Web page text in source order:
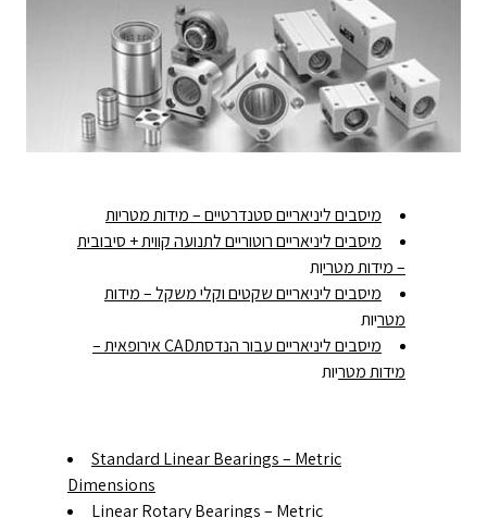
מיסבים ליניאריים סטנדרטיים – מידות מטריות
מיסבים ליניאריים רוטוריים לתנועה קווית + סיבובית
– מידות מטריות
מיסבים ליניאריים שקטים וקלי משקל – מידות
מטריות
מיסבים ליניאריים עבור הנדסתCAD אירופאית –
מידות מטריות
Standard Linear Bearings – Metric
Dimensions
Linear Rotary Bearings – Metric